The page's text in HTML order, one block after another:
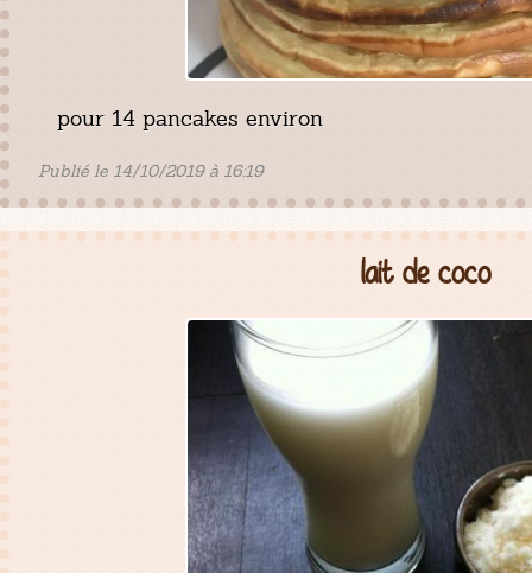
pour 14 pancakes environ
Publié le 14/10/2019 à 16:19
lait de coco